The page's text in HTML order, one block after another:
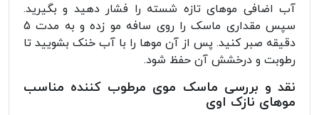
آب اضافی موهای تازه شسته را فشار دهید و بگیرید.
سپس مقداری ماسک را روی سافه مو زده و به مدت 5
دقیقه صبر کنید. پس از آن موها را با آب خنک بشویید تا
رطوبت و درخشش آن حفظ شود.
نقد و بررسی ماسک موی مرطوب کننده مناسب
موهای نازک اوی